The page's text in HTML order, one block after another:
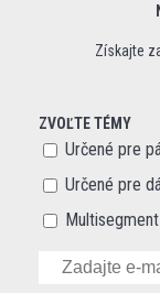
Získajte
ZVOĽTE TÉMY
Určené pre
Určené pre